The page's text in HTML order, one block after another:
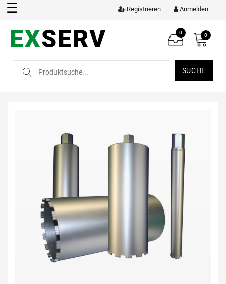
☰ Anmelden
Registrieren
SUCHE
0 0